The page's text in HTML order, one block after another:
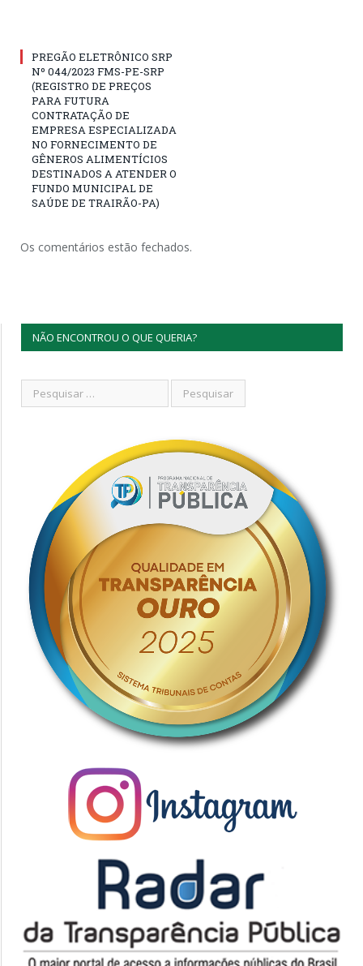
PREGÃO ELETRÔNICO SRP
Nº 044/2023 FMS-PE-SRP
(REGISTRO DE PREÇOS
PARA FUTURA
CONTRATAÇÃO DE
EMPRESA ESPECIALIZADA
NO FORNECIMENTO DE
GÊNEROS ALIMENTÍCIOS
DESTINADOS A ATENDER O
FUNDO MUNICIPAL DE
SAÚDE DE TRAIRÃO-PA)
Os comentários estão fechados.
NÃO ENCONTROU O QUE QUERIA?